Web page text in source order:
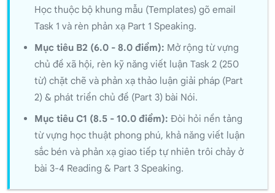
Học thuộc bộ khung mẫu (Templates) gõ email
Task 1 và rèn phản xạ Part 1 Speaking.
Mục tiêu B2 (6.0 - 8.0 điểm): Mở rộng từ vựng
chủ đề xã hội, rèn kỹ năng viết luận Task 2 (250
từ) chặt chẽ và phản xạ thảo luận giải pháp (Part
2) & phát triển chủ đề (Part 3) bài Nói.
Mục tiêu C1 (8.5 - 10.0 điểm): Đòi hỏi nền tảng
từ vựng học thuật phong phú, khả năng viết luận
sắc bén và phản xạ giao tiếp tự nhiên trôi chảy ở
bài 3-4 Reading & Part 3 Speaking.